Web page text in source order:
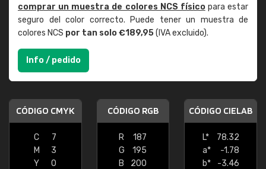
comprar un muestra de colores NCS físicopara estar
seguro del color correcto. Puede tener un muestra de
colores NCS por tan solo €189,95(IVA excluido).
Info / pedido
CÓDIGO CMYK
C
7
M
3
Y
0
CÓDIGO RGB
R
187
G
195
B
200
CÓDIGO CIELAB
L*
78.32
a*
-1.78
b*
-3.46